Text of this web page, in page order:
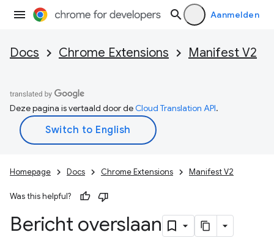
Aanmelden
Docs Chrome Extensions Manifest V2
Deze pagina is vertaald door deCloud Translation API.
Homepage Docs Chrome Extensions Manifest V2
Was this helpful?
Bericht overslaan